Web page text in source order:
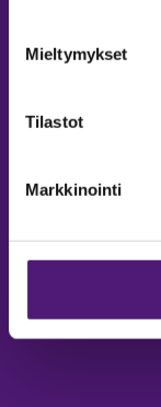
Mieltymykset
Tilastot
Markkinointi